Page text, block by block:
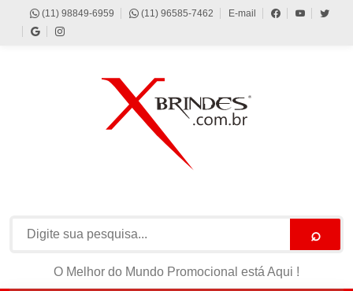
(11) 98849-6959 (11) 96585-7462 E-mail
⌕
O Melhor do Mundo Promocional está Aqui !